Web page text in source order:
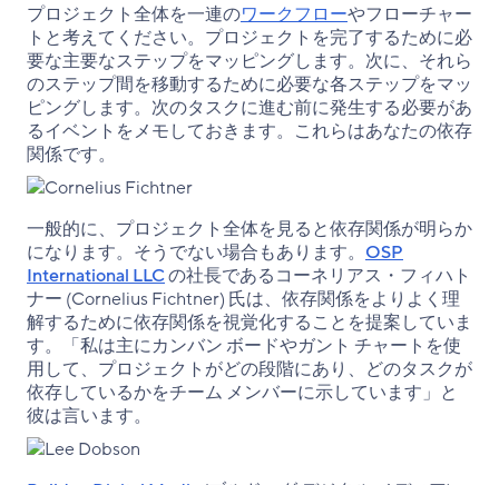
プロジェクト全体を一連のワークフローやフローチャー
トと考えてください。プロジェクトを完了するために必
要な主要なステップをマッピングします。次に、それら
のステップ間を移動するために必要な各ステップをマッ
ピングします。次のタスクに進む前に発生する必要があ
るイベントをメモしておきます。これらはあなたの依存
関係です。
一般的に、プロジェクト全体を見ると依存関係が明らか
になります。そうでない場合もあります。 OSP
International LLCの社長であるコーネリアス・フィハト
ナー (Cornelius Fichtner) 氏は、依存関係をよりよく理
解するために依存関係を視覚化することを提案していま
す。「私は主にカンバン ボードやガント チャートを使
用して、プロジェクトがどの段階にあり、どのタスクが
依存しているかをチーム メンバーに示しています」と
彼は言います。